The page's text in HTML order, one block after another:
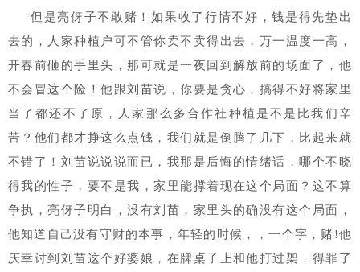
但是亮伢子不敢赌！如果收了行情不好，钱是得先垫出
去的，人家种植户可不管你卖不卖得出去，万一温度一高，
开春前砸的手里头，那可就是一夜回到解放前的场面了，他
不会冒这个险！他跟刘苗说，你要是贪心，搞得不好将家里
当了都还不了原，人家那么多合作社种植是不是比我们辛
苦？他们都才挣这么点钱，我们就是倒腾了几下，比起来就
不错了！刘苗说说说而已，我那是后悔的情绪话，哪个不晓
得我的性子，要不是我，家里能撑着现在这个局面？这不算
争执，亮伢子明白，没有刘苗，家里头的确没有这个局面，
他知道自己没有守财的本事，年轻的时候，，一个字，赌!他
庆幸讨到刘苗这个好婆娘，在牌桌子上和他打过架，得罪了